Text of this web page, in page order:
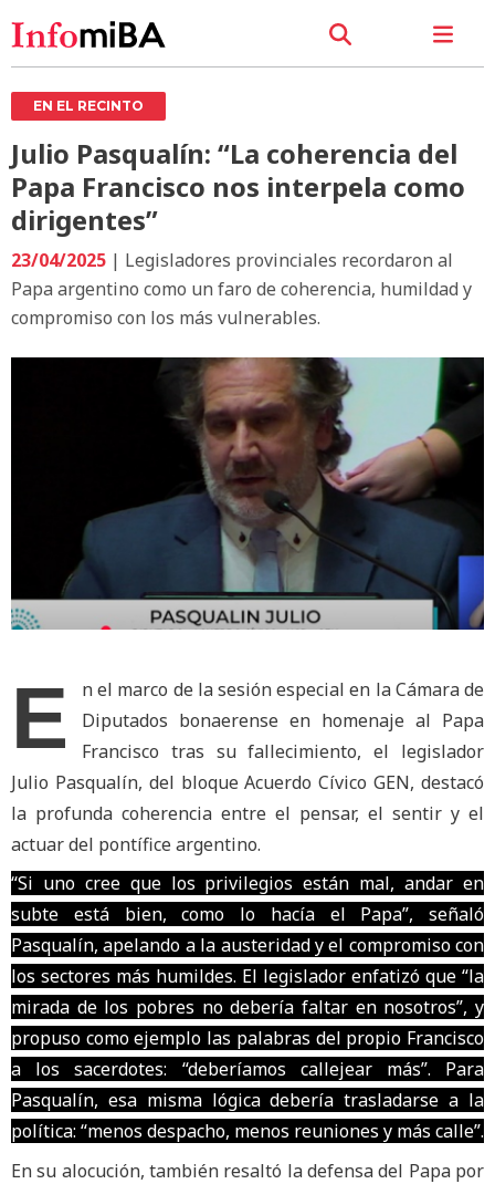
EN EL RECINTO
Julio Pasqualín: “La coherencia del
Papa Francisco nos interpela como
dirigentes”
23/04/2025 | Legisladores provinciales recordaron al
Papa argentino como un faro de coherencia, humildad y
compromiso con los más vulnerables.
E
n el marco de la sesión especial en la Cámara de
Diputados bonaerense en homenaje al Papa
Francisco tras su fallecimiento, el legislador
Julio Pasqualín, del bloque Acuerdo Cívico GEN, destacó
la profunda coherencia entre el pensar, el sentir y el
actuar del pontífice argentino.
“Si uno cree que los privilegios están mal, andar en
subte está bien, como lo hacía el Papa”, señaló
Pasqualín, apelando a la austeridad y el compromiso con
los sectores más humildes. El legislador enfatizó que “la
mirada de los pobres no debería faltar en nosotros”, y
propuso como ejemplo las palabras del propio Francisco
a los sacerdotes: “deberíamos callejear más”. Para
Pasqualín, esa misma lógica debería trasladarse a la
política: “menos despacho, menos reuniones y más calle”.
En su alocución, también resaltó la defensa del Papa por